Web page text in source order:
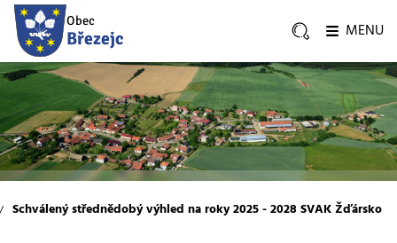
Obec
Březejc MENU
Schválený střednědobý výhled na roky 2025 - 2028 SVAK Žďársko